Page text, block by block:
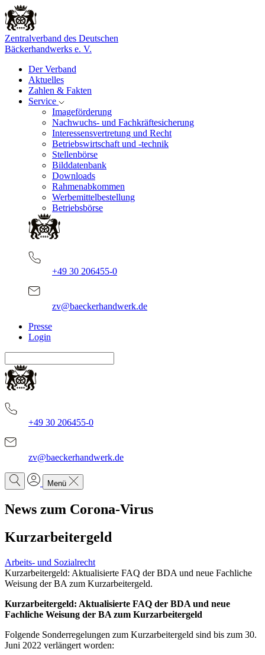
Zentralverband des Deutschen
Bäckerhandwerks e. V.
Der Verband
Aktuelles
Zahlen & Fakten
Service
Imageförderung
Nachwuchs- und Fachkräftesicherung
Interessensvertretung und Recht
Betriebswirtschaft und -technik
Stellenbörse
Bilddatenbank
Downloads
Rahmenabkommen
Werbemittelbestellung
Betriebsbörse
+49 30 206455-0
zv@baeckerhandwerk.de
Presse
Login
+49 30 206455-0
zv@baeckerhandwerk.de
Menü
News zum Corona-Virus
Kurzarbeitergeld
Arbeits- und Sozialrecht
Kurzarbeitergeld: Aktualisierte FAQ der BDA und neue Fachliche
Weisung der BA zum Kurzarbeitergeld.
Kurzarbeitergeld: Aktualisierte FAQ der BDA und neue
Fachliche Weisung der BA zum Kurzarbeitergeld
Folgende Sonderregelungen zum Kurzarbeitergeld sind bis zum 30.
Juni 2022 verlängert worden: